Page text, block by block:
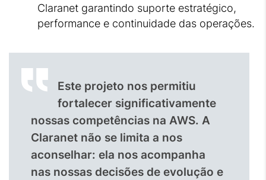
Claranet garantindo suporte estratégico,
performance e continuidade das operações.
Este projeto nos permitiu
fortalecer significativamente
nossas competências na AWS. A
Claranet não se limita a nos
aconselhar: ela nos acompanha
nas nossas decisões de evolução e